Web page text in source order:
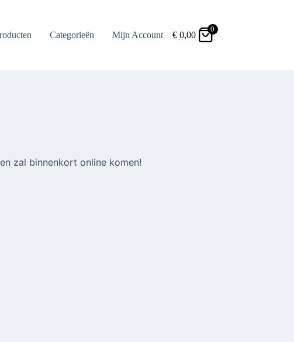
Categorieën Mijn Account €0,00
0
zal binnenkort online komen!